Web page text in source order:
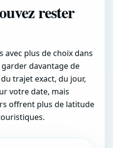
rester
avec plus de choix dans
davantage de
trajet exact, du jour,
votre date, mais
offrent plus de latitude